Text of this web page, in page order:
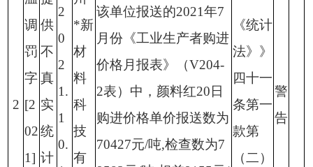
2
调
罚
字
[2
02
1]
供
不
真
实
统
计
2
0
2
1.
1
0.
*新
材
料
科
技
有
该单位报送的2021年7
月份《工业生产者购进
价格月报表》（V204-
2表）中，颜料红20 日
购进价格单价报送数为
70427元/吨,检查数为7
《统计
法》》
四十一
条第一
款第
（二）
警
告